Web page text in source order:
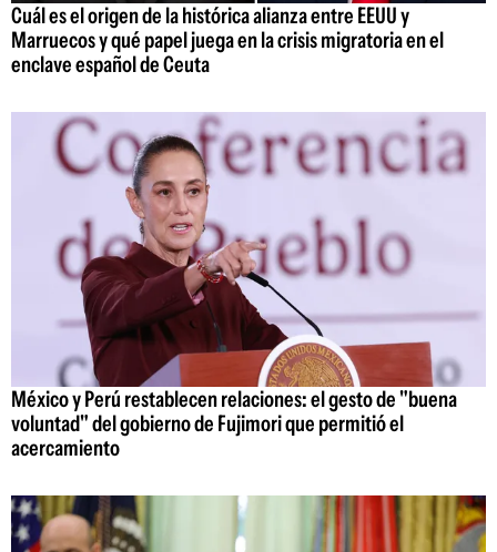
Cuál es el origen de la histórica alianza entre EEUU y
Marruecos y qué papel juega en la crisis migratoria en el
enclave español de Ceuta
México y Perú restablecen relaciones: el gesto de "buena
voluntad" del gobierno de Fujimori que permitió el
acercamiento